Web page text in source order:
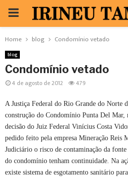
PRIMARY
MENU
Home blog Condomínio vetado
blog
Condomínio vetado
4 de agosto de 2012 479
A Justiça Federal do Rio Grande do Norte
construção do Condomínio Punta Del
decisão do Juiz Federal Vinícius Costa
pedido feito pela empresa Mineração Reis
Judiciário o risco de contaminação da fonte
do condomínio tenham continuidade. Na
existe sistema de esgotamento sanitário